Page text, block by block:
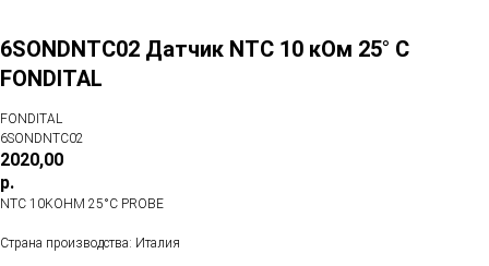
6SONDNTC02 Датчик NTC 10 кОм 25° C
FONDITAL
FONDITAL
6SONDNTC02
2020,00
р.
NTC 10KOHM 25°C PROBE
Страна производства: Италия